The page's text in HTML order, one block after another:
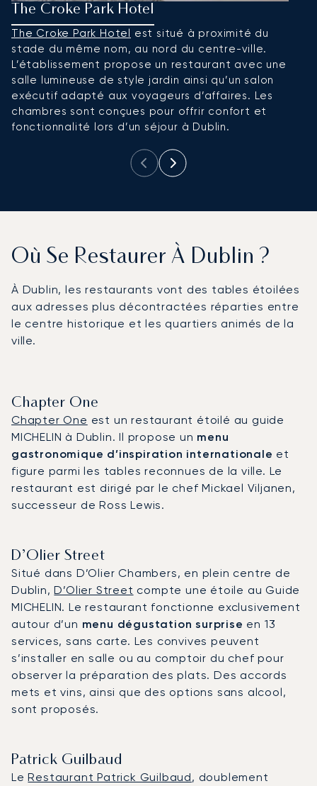
The Croke Park Hotel
The Croke Park Hotel est situé à proximité du
stade du même nom, au nord du centre-ville.
L’établissement propose un restaurant avec une
salle lumineuse de style jardin ainsi qu’un salon
exécutif adapté aux voyageurs d’affaires. Les
chambres sont conçues pour offrir confort et
fonctionnalité lors d’un séjour à Dublin.
Où Se Restaurer À Dublin ?
À Dublin, les restaurants vont des tables étoilées
aux adresses plus décontractées réparties entre
le centre historique et les quartiers animés de la
ville.
Chapter One
Chapter One est un restaurant étoilé au guide
MICHELIN à Dublin. Il propose un menu
gastronomique d’inspiration internationale et
figure parmi les tables reconnues de la ville. Le
restaurant est dirigé par le chef Mickael Viljanen,
successeur de Ross Lewis.
D’Olier Street
Situé dans D’Olier Chambers, en plein centre de
Dublin,D’Olier Street compte une étoile au Guide
MICHELIN. Le restaurant fonctionne exclusivement
autour d’un menu dégustation surprise en 13
services, sans carte. Les convives peuvent
s’installer en salle ou au comptoir du chef pour
observer la préparation des plats. Des accords
mets et vins, ainsi que des options sans alcool,
sont proposés.
Patrick Guilbaud
LeRestaurant Patrick Guilbaud, doublement